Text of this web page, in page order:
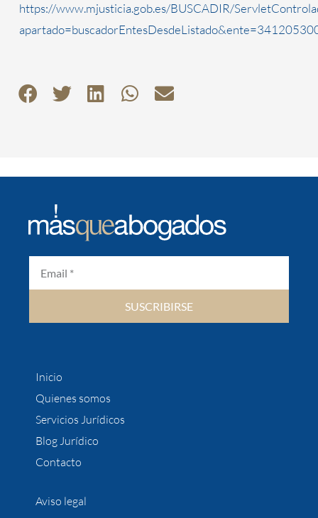
https://www.mjusticia.gob.es/BUSCADIR/
SUSCRIBIRSE
Inicio
Quienes somos
Servicios Jurídicos
Blog Jurídico
Contacto
Aviso legal